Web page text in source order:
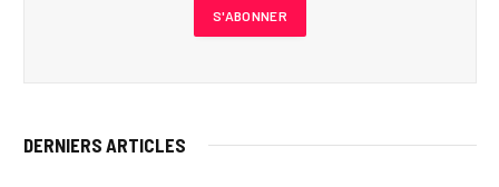
DERNIERS ARTICLES